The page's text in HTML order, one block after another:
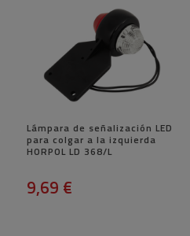
Lámpara de señalización LED
para colgar a la izquierda
HORPOL LD 368/L
9,69 €